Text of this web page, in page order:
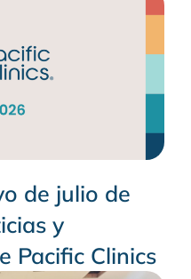
de julio de
y
Pacific Clinics